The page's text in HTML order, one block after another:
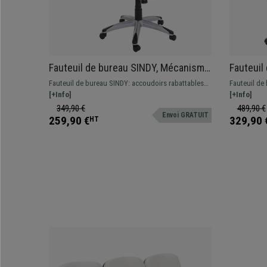
Fauteuil de bureau SINDY, Mécanisme
Basculant, Avec Appui-tête,
Accoudoirs rabattables, Marron Clair
Fauteuil de bureau SINDY: accoudoirs rabattables
et rembourrés, dossier avec repose-tête intégré, en
cuir synthétique.
[+Info]
349,90 €
259,90 €HT Envoi GRATUIT
Fauteuil
Fauteuil de
avec
pieds
qualité, ce
[+Info]
489,90 €
329,90